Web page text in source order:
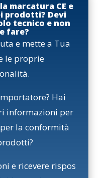
marcatura CE e
prodotti? Devi
tecnico e non
fare?
e mette a Tua
le proprie
Hai
informazioni per
la conformità
e ricevere rispos